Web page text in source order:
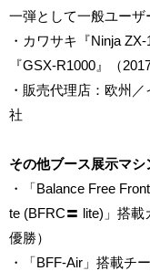
一弾として一般ユーザ
・カワサキ『Ninja
『GSX-R1000』（
・販売代理店：欧州
社
その他ブース展示マシ
・「Balance Free
te (BFRC〓 lite)」搭載
優勝）
・「BFF-Air」搭載チ